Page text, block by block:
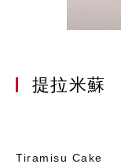
提拉米蘇
Tiramisu Cake